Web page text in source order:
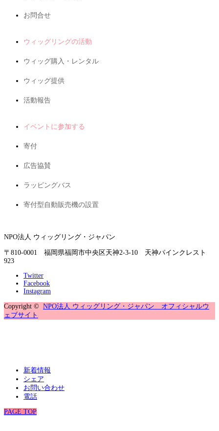
お問合せ
ウィッグリングの活動
ウィッグ購入・レンタル
ウィッグ提供
活動報告
イベントに参加する
寄付
広告協賛
ラッピングバス
寄付型自動販売機の設置
NPO法人 ウィッグリング・ジャパン
〒810-0001 福岡県福岡市中央区天神2-3-10 天神パインクレスト
923
Twitter
Facebook
Instagram
Copyright © NPO法人 ウィッグリング・ジャパン オフィシャルウ
ェブサイト
新着情報
シェア
お問い合わせ
電話
PAGE TOP